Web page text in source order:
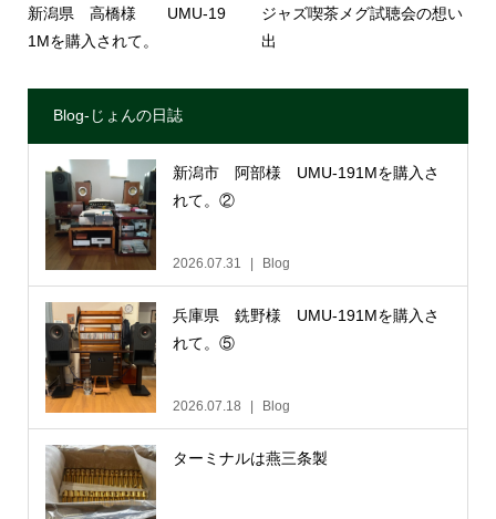
新潟県 高橋様 UMU-19
1Mを購入されて。
ジャズ喫茶メグ試聴会の想い
出
Blog-じょんの日誌
新潟市 阿部様 UMU-191Mを購入さ
れて。②
2026.07.31 Blog
兵庫県 銑野様 UMU-191Mを購入さ
れて。⑤
2026.07.18 Blog
ターミナルは燕三条製